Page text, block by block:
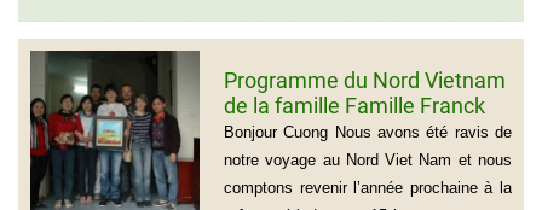
Programme du Nord Vietnam
de la famille Famille Franck
Alvarez ( Voyage Vietnam
Nord 10 jours)
Bonjour Cuong Nous avons été ravis de
notre voyage au Nord Viet Nam et nous
comptons revenir l’année prochaine à la